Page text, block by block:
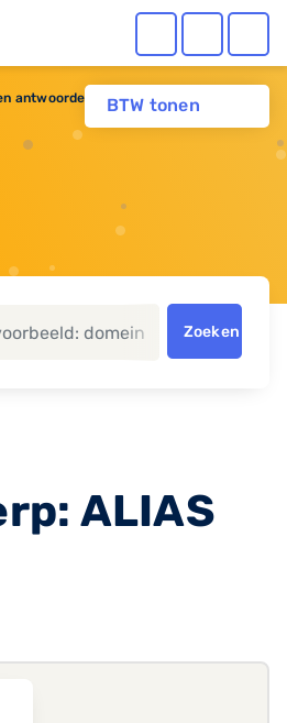
BTW tonen
antwoorden ALIAS record
Zoeken
ALIAS